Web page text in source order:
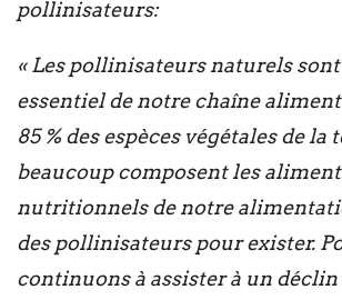
pollinisateurs:
« Les pollinisateurs naturels
essentiel de notre chaîne
85 % des espèces végétales de la
beaucoup composent les
nutritionnels de notre
des pollinisateurs pour exister.
continuons à assister à un